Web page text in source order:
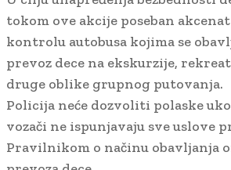
tokom ove akcije poseban
kontrolu autobusa kojima se
prevoz dece na ekskurzije,
druge oblike grupnog putovanja.
Policija neće dozvoliti polaske
vozači ne ispunjavaju sve uslove
Pravilnikom o načinu obavljanja